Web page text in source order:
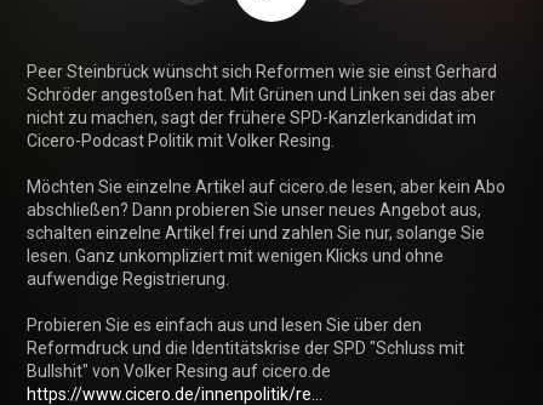
Peer Steinbrück wünscht sich Reformen wie sie einst Gerhard
Schröder angestoßen hat. Mit Grünen und Linken sei das aber
nicht zu machen, sagt der frühere SPD-Kanzlerkandidat im
Cicero-Podcast Politik mit Volker Resing.
Möchten Sie einzelne Artikel auf cicero.de lesen, aber kein Abo
abschließen? Dann probieren Sie unser neues Angebot aus,
schalten einzelne Artikel frei und zahlen Sie nur, solange Sie
lesen. Ganz unkompliziert mit wenigen Klicks und ohne
aufwendige Registrierung.
Probieren Sie es einfach aus und lesen Sie über den
Reformdruck und die Identitätskrise der SPD "Schluss mit
Bullshit" von Volker Resing auf cicero.de
https://www.cicero.de/innenpolitik/re...